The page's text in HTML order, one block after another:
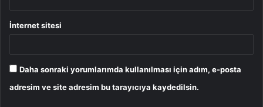
İnternet sitesi
Daha sonraki yorumlarımda kullanılması için adım, e-posta
adresim ve site adresim bu tarayıcıya kaydedilsin.